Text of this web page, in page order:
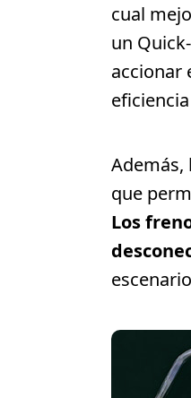
cual
un
accionar
Además,
que
Los